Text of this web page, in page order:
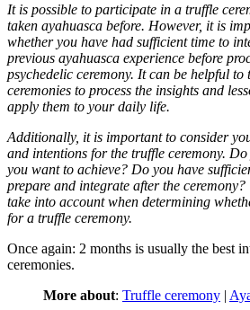
It is possible to participate in a truffle
taken ayahuasca before. However, it is
whether you have had sufficient time to
previous ayahuasca experience before
psychedelic ceremony. It can be helpful to
ceremonies to process the insights and
apply them to your daily life.
Additionally, it is important to consider
and intentions for the truffle ceremony.
you want to achieve? Do you have
prepare and integrate after the
take into account when determining
for a truffle ceremony.
Once again: 2 months is usually the best
ceremonies.
More about: Truffle ceremony |